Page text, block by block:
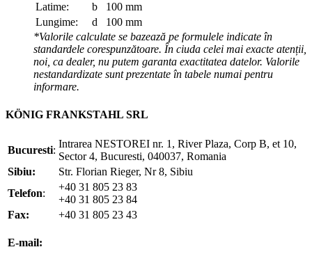
Latime:
b
100 mm
Lungime:
d
100 mm
*Valorile calculate se bazează pe formulele indicate în
standardele corespunzătoare. În ciuda celei mai exacte atenții,
noi, ca dealer, nu putem garanta exactitatea datelor. Valorile
nestandardizate sunt prezentate în tabele numai pentru
informare.
KÖNIG FRANKSTAHL SRL
Bucuresti:
Intrarea NESTOREI nr. 1, River Plaza, Corp B, et 10,
Sector 4, Bucuresti, 040037, Romania
Sibiu:
Str. Florian Rieger, Nr 8, Sibiu
Telefon:
+40 31 805 23 83
+40 31 805 23 84
Fax:
+40 31 805 23 43
E-mail: